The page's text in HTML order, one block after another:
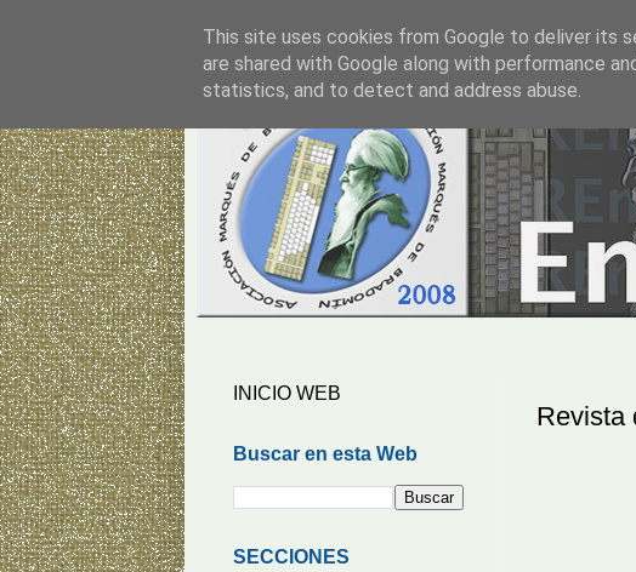
Revista
INICIO WEB
Buscar en esta Web
SECCIONES
This site uses cookies from Google to deliver its
are shared with Google along with performance
statistics, and to detect and address abuse.